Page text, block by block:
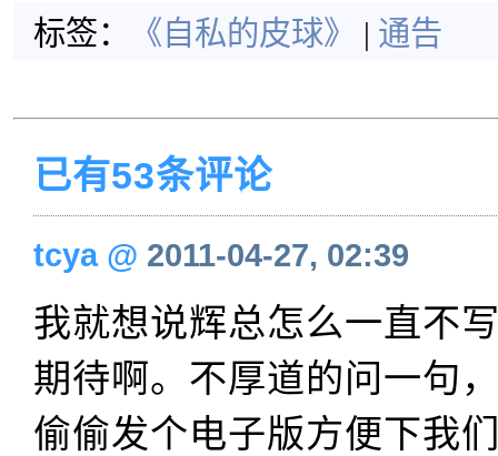
标签： 《自私的皮球》 | 通告
已有53条评论
tcya@ 2011-04-27, 02:39
我就想说辉总怎么一直不
期待啊。不厚道的问一句
偷偷发个电子版方便下我